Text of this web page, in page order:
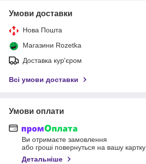
Умови доставки
Нова Пошта
Магазини Rozetka
Доставка кур'єром
Всі умови доставки
Умови оплати
Ви отримаєте замовлення
або гроші повернуться на вашу картку
Детальніше